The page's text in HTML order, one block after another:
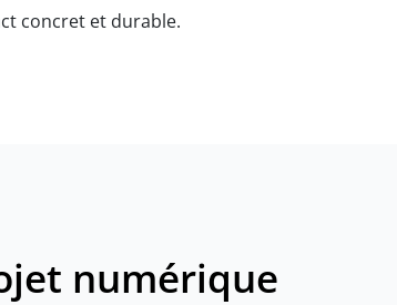
concret et durable.
numérique